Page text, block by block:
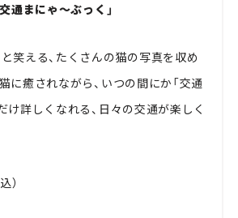
通まにゃ～ぶっく」
笑える、たくさんの猫の写真を収め
に癒されながら、いつの間にか「交通
け詳しくなれる、日々の交通が楽しく
）